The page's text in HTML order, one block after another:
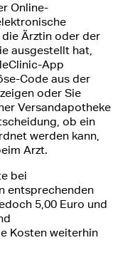
Online-
die Ärztin oder der
ausgestellt hat,
App
Code aus der
oder Sie
Versandapotheke
ob ein
werden kann,
Arzt.
bei
entsprechenden
5,00 Euro und
Kosten weiterhin